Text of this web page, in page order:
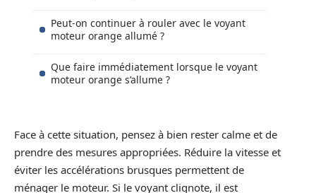
Peut-on continuer à rouler avec le voyant
moteur orange allumé ?
Que faire immédiatement lorsque le voyant
moteur orange s’allume ?
Face à cette situation, pensez à bien rester calme et de
prendre des mesures appropriées. Réduire la vitesse et
éviter les accélérations brusques permettent de
ménager le moteur. Si le voyant clignote, il est